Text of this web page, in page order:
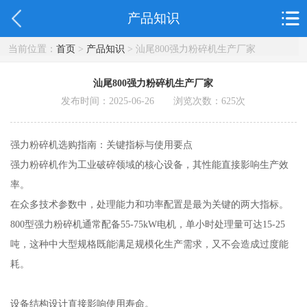
产品知识
当前位置： 首页> 产品知识 > 汕尾800强力粉碎机生产厂家
汕尾800强力粉碎机生产厂家
发布时间：2025-06-26 浏览次数：625次
强力粉碎机选购指南：关键指标与使用要点
强力粉碎机作为工业破碎领域的核心设备，其性能直接影响生产效
率。
在众多技术参数中，处理能力和功率配置是最为关键的两大指标。
800型强力粉碎机通常配备55-75kW电机，单小时处理量可达15-25
吨，这种中大型规格既能满足规模化生产需求，又不会造成过度能
耗。
设备结构设计直接影响使用寿命。